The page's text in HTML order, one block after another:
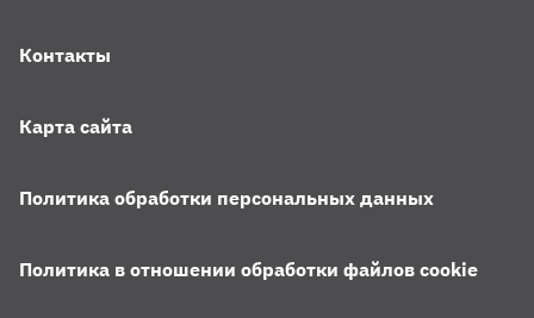
Контакты
Карта сайта
Политика обработки персональных данных
Политика в отношении обработки файлов cookie